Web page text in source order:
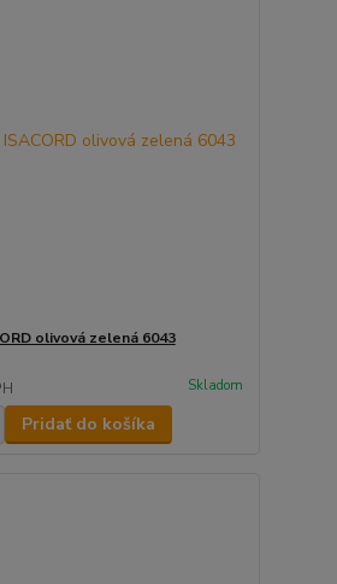
olivová zelená 6043
Skladom
Pridať do košíka